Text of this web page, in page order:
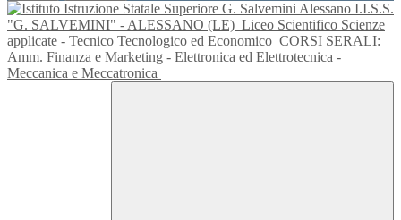
I.I.S.S.
"G. SALVEMINI" - ALESSANO (LE) Liceo Scientifico Scienze
applicate - Tecnico Tecnologico ed Economico CORSI SERALI:
Amm. Finanza e Marketing - Elettronica ed Elettrotecnica -
Meccanica e Meccatronica